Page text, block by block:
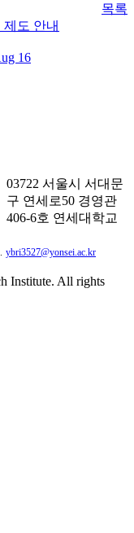
목록
도 안내
16
03722 서울시 서대문
구 연세로50 경영관
406-6호 연세대학교
ybri3527@yonsei.ac.kr
Institute. All rights